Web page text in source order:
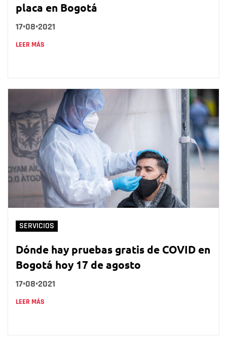
placa en Bogotá
17•08•2021
LEER MÁS
SERVICIOS
Dónde hay pruebas gratis de COVID en
Bogotá hoy 17 de agosto
17•08•2021
LEER MÁS